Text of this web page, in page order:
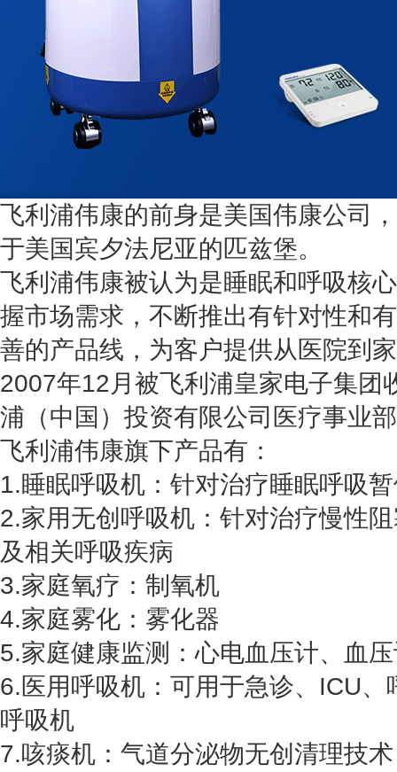
飞利浦伟康的前身是美国伟康公司
于美国宾夕法尼亚的匹兹堡。
飞利浦伟康被认为是睡眠和呼吸核
握市场需求，不断推出有针对性和
善的产品线，为客户提供从医院到
2007年12月被飞利浦皇家电子集团
浦（中国）投资有限公司医疗事业
飞利浦伟康旗下产品有：
1.睡眠呼吸机：针对治疗睡眠呼吸
2.家用无创呼吸机：针对治疗慢性
及相关呼吸疾病
3.家庭氧疗：制氧机
4.家庭雾化：雾化器
5.家庭健康监测：心电血压计、血
6.医用呼吸机：可用于急诊、ICU
呼吸机
7.咳痰机：气道分泌物无创清理技术